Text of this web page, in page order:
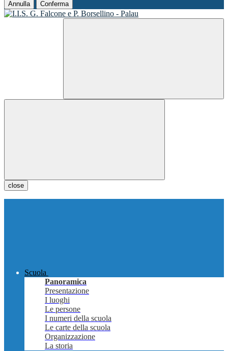
Annulla Conferma
close
Scuola
Panoramica
Presentazione
I luoghi
Le persone
I numeri della scuola
Le carte della scuola
Organizzazione
La storia